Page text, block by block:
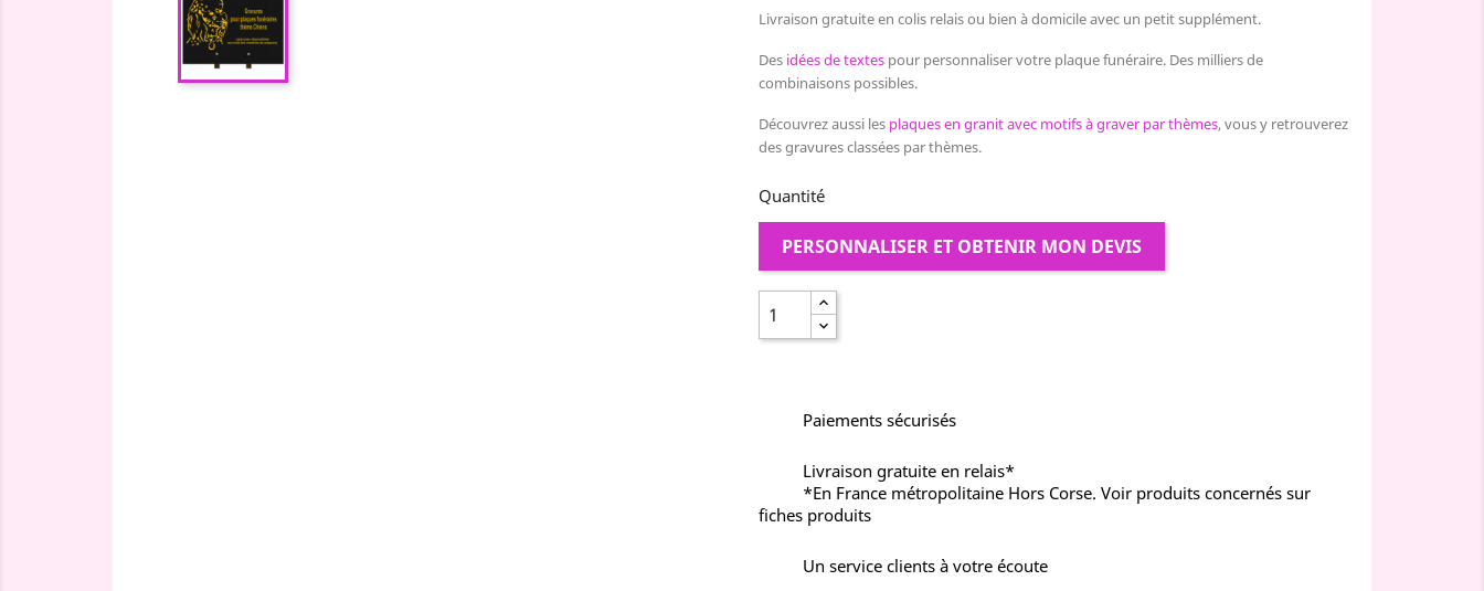
Livraison gratuite en colis relais ou bien à domicile avec un petit supplément.
Des idées de textes pour personnaliser votre plaque funéraire. Des milliers de
combinaisons possibles.
Découvrez aussi les plaques en granit avec motifs à graver par thèmes, vous y retrouverez
des gravures classées par thèmes.
Quantité
PERSONNALISER ET OBTENIR MON DEVIS
Paiements sécurisés
Livraison gratuite en relais*
*En France métropolitaine Hors Corse. Voir produits concernés sur
fiches produits
Un service clients à votre écoute